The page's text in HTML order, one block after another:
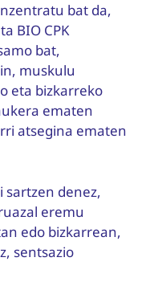
bat da,
BIO CPK
bat,
muskulu
eta bizkarreko
ematen
atsegina ematen
sartzen denez,
eremu
edo bizkarrean,
sentsazio